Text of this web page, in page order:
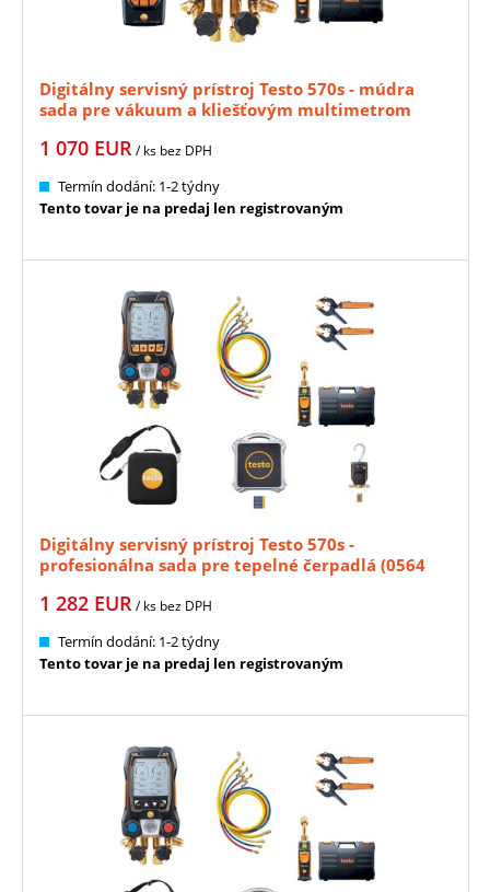
Digitálny servisný prístroj Testo 570s - múdra
sada pre vákuum a kliešťovým multimetrom
1 070 EUR / ks bez DPH
Termín dodání: 1-2 týdny
Tento tovar je na predaj len registrovaným
Digitálny servisný prístroj Testo 570s -
profesionálna sada pre tepelné čerpadlá (0564
1 282 EUR / ks bez DPH
Termín dodání: 1-2 týdny
Tento tovar je na predaj len registrovaným